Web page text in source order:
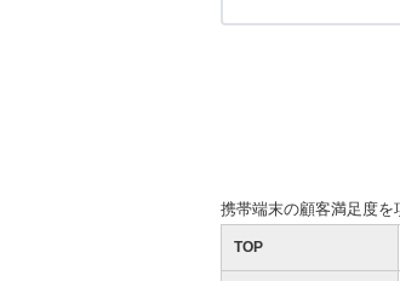
携帯端末の顧客満足度を
TOP